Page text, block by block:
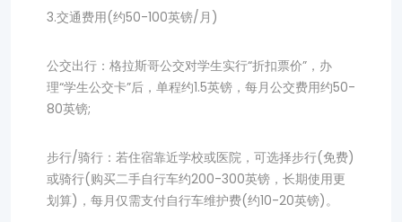
3.交通费用(约50-100英镑/月)
公交出行：格拉斯哥公交对学生实行“折扣票价”，办
理“学生公交卡”后，单程约1.5英镑，每月公交费用约50-
80英镑;
步行/骑行：若住宿靠近学校或医院，可选择步行(免费)
或骑行(购买二手自行车约200-300英镑，长期使用更
划算)，每月仅需支付自行车维护费(约10-20英镑)。